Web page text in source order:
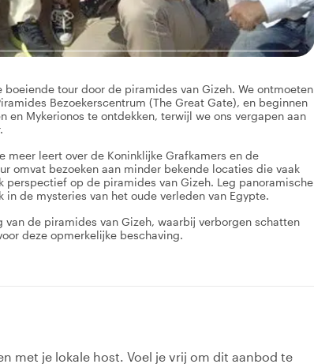
tour door de piramides van Gizeh. We ontmoeten
Bezoekerscentrum (The Great Gate), en beginnen
en Mykerionos te ontdekken, terwijl we ons vergapen aan
meer leert over de Koninklijke Grafkamers en de
omvat bezoeken aan minder bekende locaties die vaak
op de piramides van Gizeh. Leg panoramische
de mysteries van het oude verleden van Egypte.
de piramides van Gizeh, waarbij verborgen schatten
deze opmerkelijke beschaving.
met je lokale host. Voel je vrij om dit aanbod te